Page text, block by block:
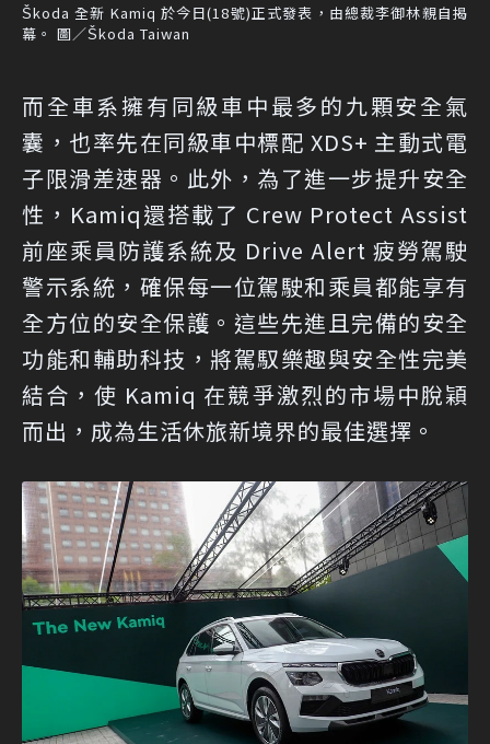
Škoda 全新 Kamiq 於今日(18號)正式發表，由總裁李御林親自揭
幕。 圖／Škoda Taiwan
而全車系擁有同級車中最多的九顆安全氣
囊，也率先在同級車中標配 XDS+ 主動式電
子限滑差速器。此外，為了進一步提升安全
性，Kamiq還搭載了 Crew Protect Assist
前座乘員防護系統及 Drive Alert 疲勞駕駛
警示系統，確保每一位駕駛和乘員都能享有
全方位的安全保護。這些先進且完備的安全
功能和輔助科技，將駕馭樂趣與安全性完美
結合，使 Kamiq 在競爭激烈的市場中脫穎
而出，成為生活休旅新境界的最佳選擇。